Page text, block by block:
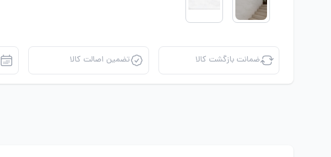
ضمانت بازگشت کالا تضمین اصالت کالا